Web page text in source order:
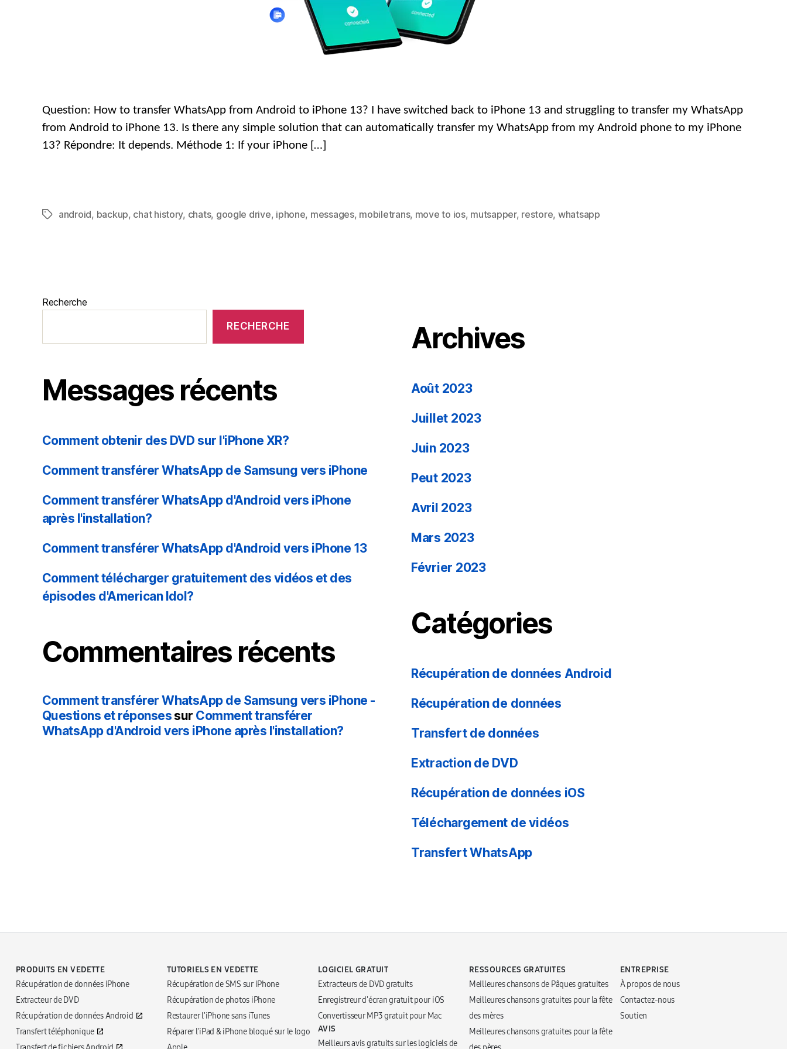
Question: How to transfer WhatsApp from Android to iPhone 13? I have switched back to iPhone 13 and struggling to transfer my WhatsApp
from Android to iPhone 13. Is there any simple solution that can automatically transfer my WhatsApp from my Android phone to my iPhone
13? Répondre: It depends. Méthode 1: If your iPhone […]
android, backup, chat history, chats, google drive, iphone, messages, mobiletrans, move to ios, mutsapper, restore, whatsapp
Recherche
RECHERCHE
Messages récents
Comment obtenir des DVD sur l'iPhone XR?
Comment transférer WhatsApp de Samsung vers iPhone
Comment transférer WhatsApp d'Android vers iPhone
après l'installation?
Comment transférer WhatsApp d'Android vers iPhone 13
Comment télécharger gratuitement des vidéos et des
épisodes d'American Idol?
Commentaires récents
Comment transférer WhatsApp de Samsung vers iPhone -
Questions et réponsessur Comment transférer
WhatsApp d'Android vers iPhone après l'installation?
Archives
Août 2023
Juillet 2023
Juin 2023
Peut 2023
Avril 2023
Mars 2023
Février 2023
Catégories
Récupération de données Android
Récupération de données
Transfert de données
Extraction de DVD
Récupération de données iOS
Téléchargement de vidéos
Transfert WhatsApp
PRODUITS EN VEDETTE
Récupération de données iPhone
Extracteur de DVD
Récupération de données Android
Transfert téléphonique
TUTORIELS EN VEDETTE
Récupération de SMS sur iPhone
Récupération de photos iPhone
Restaurer l'iPhone sans iTunes
Réparer l'iPad & iPhone bloqué sur le logo
LOGICIEL GRATUIT
Extracteurs de DVD gratuits
Enregistreur d'écran gratuit pour iOS
Convertisseur MP3 gratuit pour Mac
AVIS
Meilleurs avis gratuits sur les logiciels de
RESSOURCES GRATUITES
Meilleures chansons de Pâques gratuites
Meilleures chansons gratuites pour la fête
des mères
Meilleures chansons gratuites pour la fête
ENTREPRISE
À propos de nous
Contactez-nous
Soutien